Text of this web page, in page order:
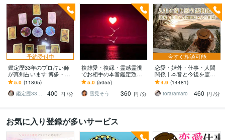
予約受付中
鑑定歴33年のプロ占い師
が真剣占います 博多・廓
屋の純血統占い祈願師
雷鳥
5.0 (11805)
鑑定歴33年のプロ占い師 雷鳥
400 円 /分
複雑愛・復縁・霊感霊視
でお相手の本音鑑定致し
ます 降りて来た言葉をそ
のままお伝えします。
5.0 (5055)
雪見そう
360 円 /分
今すぐ相談可能
恋愛・婚外・仕事・人間
関係｜本音と今後を霊視
ます 現実重視の鑑定｜本
質と今後の行動を具体的
にお伝えします
4.9 (14481)
toraramaro
460 円 /分
お気に入り登録が多いサービス